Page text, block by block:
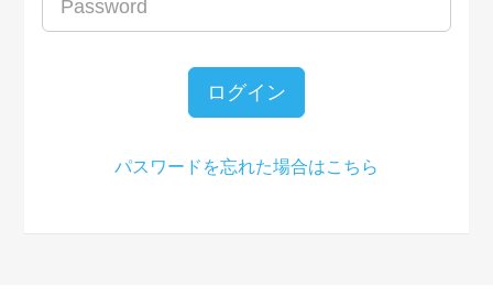
ログイン
パスワードを忘れた場合はこちら